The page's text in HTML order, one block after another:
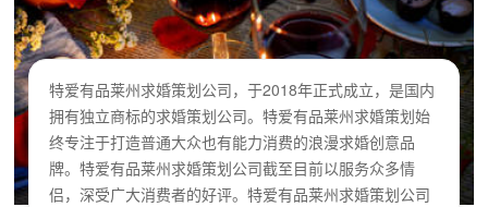
特爱有品莱州求婚策划公司，于2018年正式成立，是国内
拥有独立商标的求婚策划公司。特爱有品莱州求婚策划始
终专注于打造普通大众也有能力消费的浪漫求婚创意品
牌。特爱有品莱州求婚策划公司截至目前以服务众多情
侣，深受广大消费者的好评。特爱有品莱州求婚策划公司